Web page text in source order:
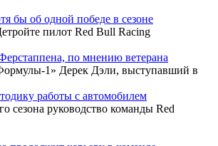
бы об одной победе в сезоне
пилот Red Bull Racing
по мнению ветерана
1» Дерек Дэли, выступавший в
работы с автомобилем
сезона руководство команды Red